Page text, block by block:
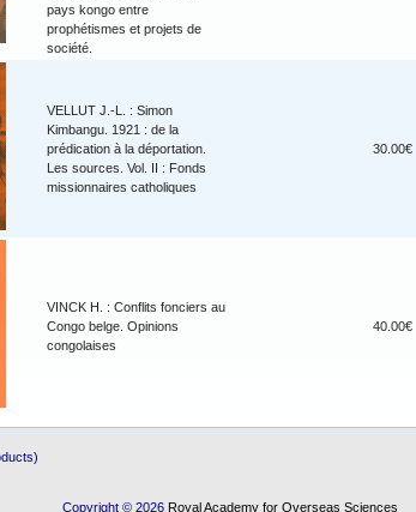
pays kongo entre
prophétismes et projets de
société.
VELLUT J.-L. : Simon
Kimbangu. 1921 : de la
prédication à la déportation.
Les sources. Vol. II : Fonds
missionnaires catholiques
30.00€
VINCK H. : Conflits fonciers au
Congo belge. Opinions
congolaises
40.00€
Copyright © 2026 Royal Academy for Overseas Sciences